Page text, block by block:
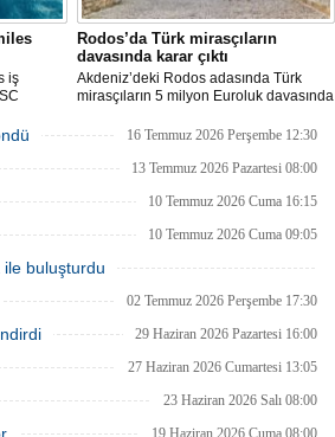
iş
kazanma
Rodos’da Türk mirasçıların
davasında karar çıktı
Akdeniz’deki Rodos adasında Türk
mirasçıların 5 milyon Euroluk davasında
Mahkemesi, 4,7 milyon euroluk
lehine karar verdi.
16 Temmuz 2026 Perşembe 12:30
13 Temmuz 2026 Pazartesi 08:00
10 Temmuz 2026 Cuma 16:15
10 Temmuz 2026 Cuma 09:05
buluşturdu
08 Temmuz 2026 Çarşamba 11:00
02 Temmuz 2026 Perşembe 17:30
29 Haziran 2026 Pazartesi 16:00
27 Haziran 2026 Cumartesi 13:05
23 Haziran 2026 Salı 08:00
19 Haziran 2026 Cuma 08:00